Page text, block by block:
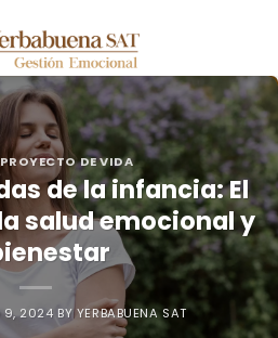
PROYECTO DE VIDA
de la infancia: El
salud emocional y
9, 2024 BYYERBABUENA SAT